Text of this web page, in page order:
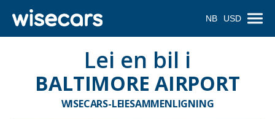
NB USD
Lei en bil i
BALTIMORE AIRPORT
WISECARS-LEIESAMMENLIGNING